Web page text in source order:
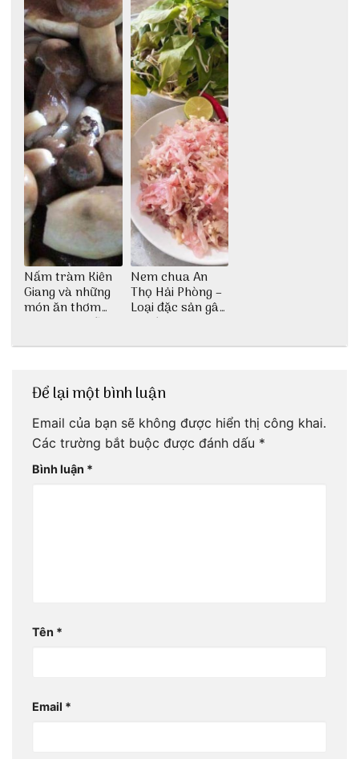
Nấm tràm Kiên
Giang và những
món ăn thơm
ngon khó cưỡng
Nem chua An
Thọ Hải Phòng –
Loại đặc sản gây
nghiện
Để lại một bình luận
Email của bạn sẽ không được hiển thị công khai.
Các trường bắt buộc được đánh dấu *
Bình luận *
Tên *
Email *